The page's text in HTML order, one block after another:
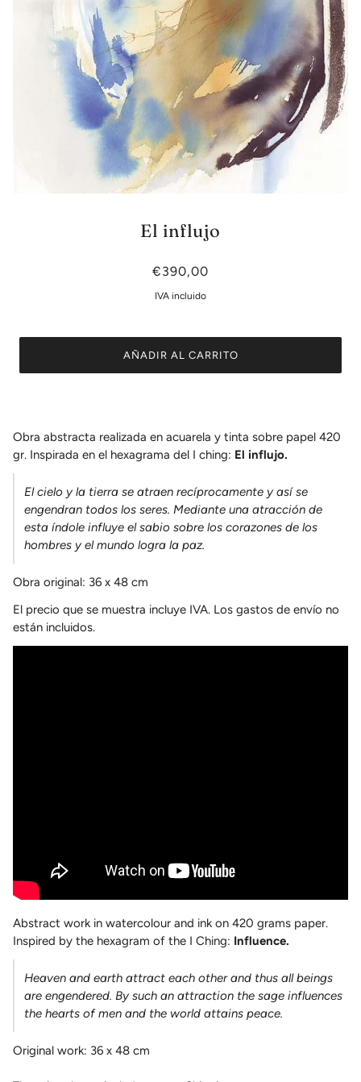
El influjo
€390,00
IVA incluido
AÑADIR AL CARRITO
Obra abstracta realizada en acuarela y tinta sobre papel 420
gr. Inspirada en el hexagrama del I ching: El influjo.
El cielo y la tierra se atraen recíprocamente y así se
engendran todos los seres. Mediante una atracción de
esta índole influye el sabio sobre los corazones de los
hombres y el mundo logra la paz.
Obra original: 36 x 48 cm
El precio que se muestra incluye IVA. Los gastos de envío no
están incluidos.
Abstract work in watercolour and ink on 420 grams paper.
Inspired by the hexagram of the I Ching: Influence.
Heaven and earth attract each other and thus all beings
are engendered. By such an attraction the sage influences
the hearts of men and the world attains peace.
Original work: 36 x 48 cm